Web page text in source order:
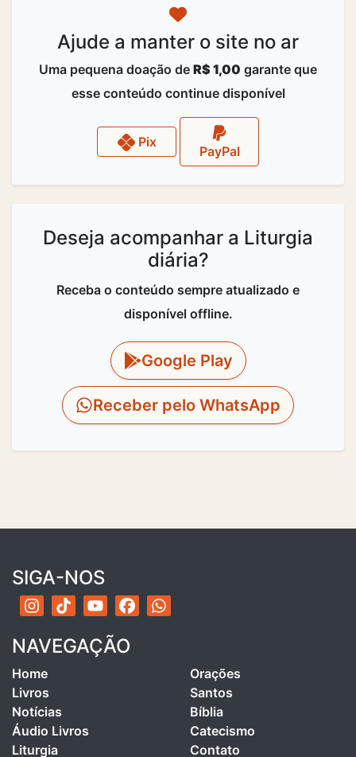
Ajude a manter o site no ar
Uma pequena doação de R$ 1,00 garante que
esse conteúdo continue disponível
Pix
PayPal
Deseja acompanhar a Liturgia
diária?
Receba o conteúdo sempre atualizado e
disponível offline.
Google Play
Receber pelo WhatsApp
SIGA-NOS
NAVEGAÇÃO
Home
Livros
Notícias
Áudio Livros
Liturgia
Orações
Santos
Bíblia
Catecismo
Contato